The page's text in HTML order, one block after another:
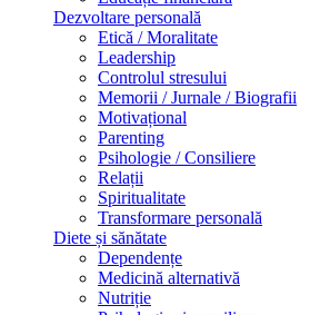
Dezvoltare personală
Etică / Moralitate
Leadership
Controlul stresului
Memorii / Jurnale / Biografii
Motivațional
Parenting
Psihologie / Consiliere
Relații
Spiritualitate
Transformare personală
Diete și sănătate
Dependențe
Medicină alternativă
Nutriție